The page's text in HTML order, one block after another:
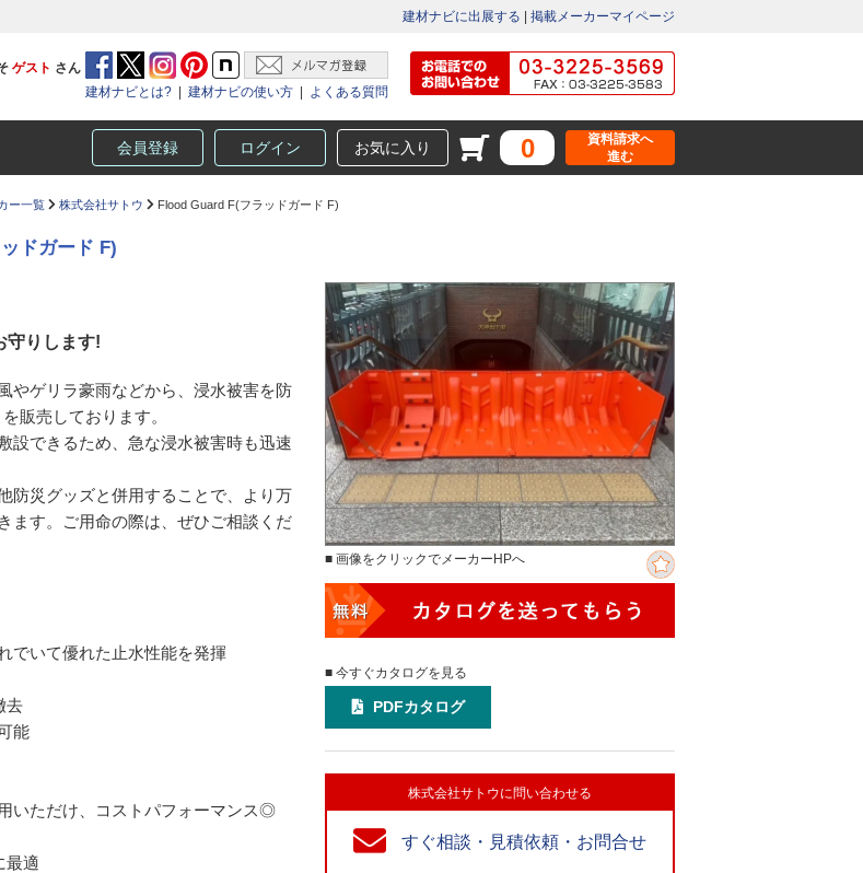
建材ナビに出展する 掲載メーカーマイページ
ゲスト さん
建材ナビとは?
建材ナビの使い方 よくある質問
会員登録 ログイン お気に入り 0
資料請求へ
進む
ー一覧 株式会社サトウ Flood Guard F(フラッドガード F)
ドガード F)
守りします!
やゲリラ豪雨などから、浸水被害を防
販売しております。
設できるため、急な浸水被害時も迅速
防災グッズと併用することで、より万
ます。ご用命の際は、ぜひご相談くだ
でいて優れた止水性能を発揮
去
能
いただけ、コストパフォーマンス◎
最適
■ 画像をクリックでメーカーHPへ
■ 今すぐカタログを見る
PDFカタログ
株式会社サトウに問い合わせる
すぐ相談・見積依頼・お問合せ